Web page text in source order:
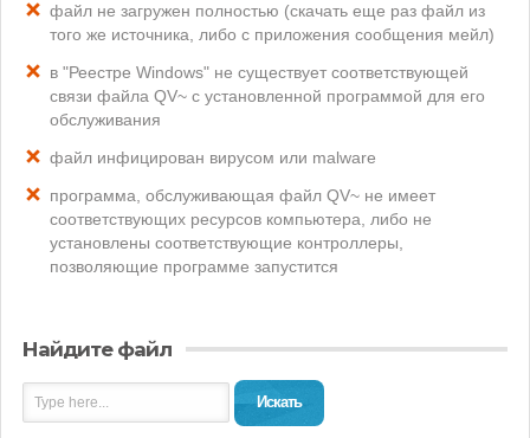
файл не загружен полностью (скачать еще раз файл из
того же источника, либо с приложения сообщения мейл)
в "Реестре Windows" не существует соответствующей
связи файла QV~ с установленной программой для его
обслуживания
файл инфицирован вирусом или malware
программа, обслуживающая файл QV~ не имеет
соответствующих ресурсов компьютера, либо не
установлены соответствующие контроллеры,
позволяющие программе запустится
Найдите файл
Искать